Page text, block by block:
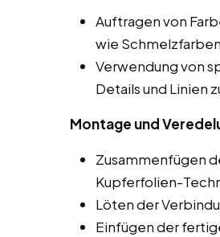
Auftragen von
wie
Verwendung von
Details und Linien
Montage und
Zusammenfügen
Kupferfolien-
Löten der
Einfügen der